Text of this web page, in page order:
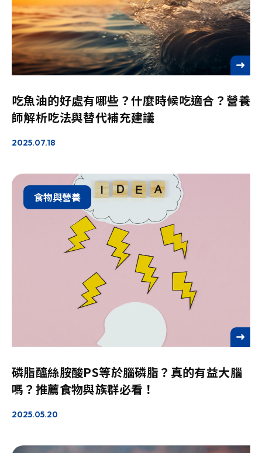
吃魚油的好處有哪些？什麼時候吃適合？營養
師解析吃法與替代補充建議
2025.07.18
食物與營養
磷脂醯絲胺酸PS等於腦磷脂？真的有益大腦
嗎？推薦食物與族群必看！
2025.05.20